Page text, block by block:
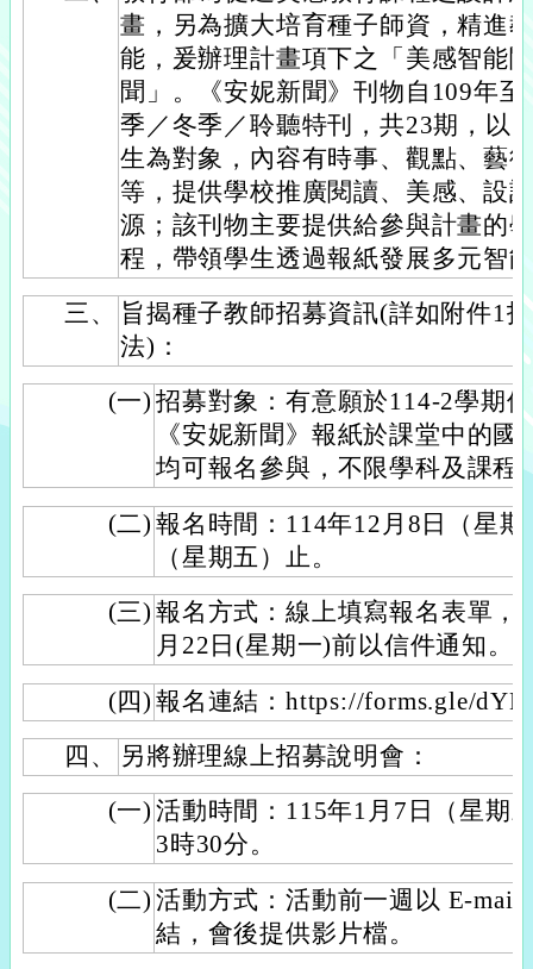
畫，另為擴大培育種子師資，精進
能，爰辦理計畫項下之「美感智能
聞」。《安妮新聞》刊物自109年
季／冬季／聆聽特刊，共23期，以
生為對象，內容有時事、觀點、藝
等，提供學校推廣閱讀、美感、設
源；該刊物主要提供給參與計畫的
程，帶領學生透過報紙發展多元智
三、
旨揭種子教師招募資訊(詳如附件1
法)：
(一) 招募對象：有意願於114-2學期
《安妮新聞》報紙於課堂中的
均可報名參與，不限學科及課程
(二) 報名時間：114年12月8日（星
（星期五）止。
(三) 報名方式：線上填寫報名表單，
月22日(星期一)前以信件通知。
(四) 報名連結：https://forms.gle/
四、
另將辦理線上招募說明會：
(一) 活動時間：115年1月7日（星期
3時30分。
(二) 活動方式：活動前一週以 E-mail
結，會後提供影片檔。